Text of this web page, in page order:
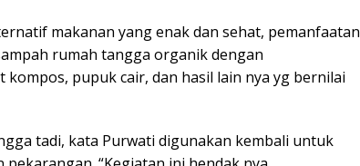
makanan yang enak dan sehat, pemanfaatan
rumah tangga organik dengan
pupuk cair, dan hasil lain nya yg bernilai
tadi, kata Purwati digunakan kembali untuk